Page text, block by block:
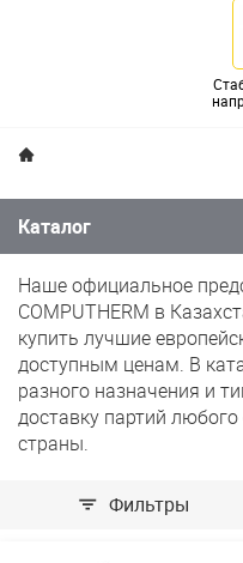
Каталог
Наше официальное
COMPUTHERM в
купить лучшие
доступным ценам. В
разного назначения и
доставку партий
страны.
Фильтры